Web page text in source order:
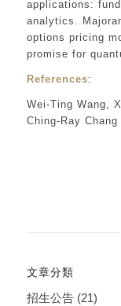
applications:
analytics.
options pricing
promise for
References:
Wei-Ting Wang,
Ching-Ray
文章分類
招生公告(21)